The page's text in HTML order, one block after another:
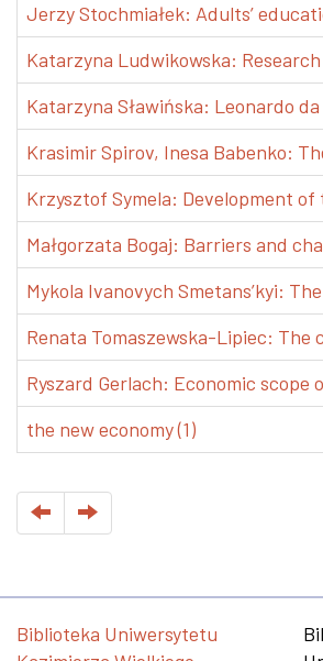
Jerzy Stochmiałek: Adults’
Katarzyna Ludwikowska:
Katarzyna Sławińska: Leonardo
Krasimir Spirov, Inesa Babenko:
Krzysztof Symela: Development
Małgorzata Bogaj: Barriers and
Mykola Ivanovych Smetans’kyi:
Renata Tomaszewska-Lipiec: The
Ryszard Gerlach: Economic
the new economy (1)
Biblioteka Uniwersytetu